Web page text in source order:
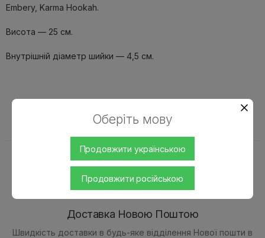
Оберіть мову
Продовжити українською
Продовжити російською
Embery, Karma Hookah.
Висота — 25 см.
Внутрішній діаметр шийки — 4,5 см.
Доставка і оплата
Доставка Новою Поштою
Швидкість доставки в будь-яке відділення Нової пошти в